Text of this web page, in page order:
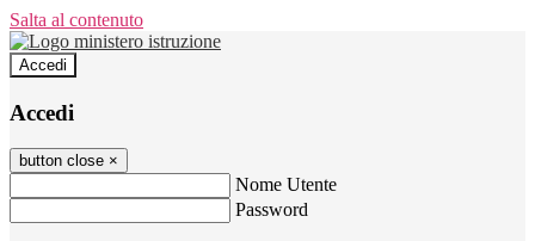
Salta al contenuto
Accedi
Accedi
button close ×
Nome Utente
Password